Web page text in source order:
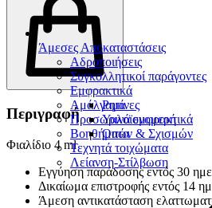
Άμεσες Αποκαταστάσεις
Αδροποιήσεις
Συγκολλητικοί παράγοντες
Εμφρακτικά
Ρητίνες
Υαλοϊονομερή
Οπών & Σχισμών
Αμάλγαμα
Προσωρινά εμφρακτικά
Βοηθήματα
Τεχνητά τοιχώματα
Λείανση-Στίλβωση
Περιγραφή
Φιαλίδιο 4 ml
Εγγύηση παράδοσης εντός 30
Δικαίωμα επιστροφής εντός 14
Άμεση αντικατάσταση